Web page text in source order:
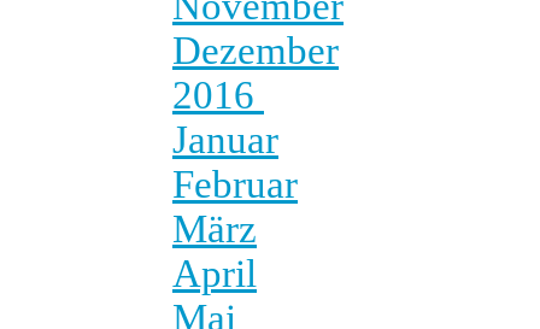
Dezember
2016
Januar
Februar
März
April
Mai